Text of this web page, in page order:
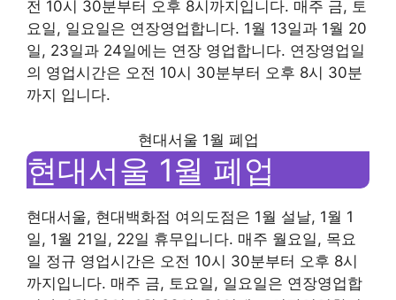
전 10시 30분부터 오후 8시까지입니다. 매주 금, 토
요일, 일요일은 연장영업합니다. 1월 13일과 1월 20
일, 23일과 24일에는 연장 영업합니다. 연장영업일
의 영업시간은 오전 10시 30분부터 오후 8시 30분
까지 입니다.
현대서울 1월 폐업
현대서울 1월 폐업
현대서울, 현대백화점 여의도점은 1월 설날, 1월 1
일, 1월 21일, 22일 휴무입니다. 매주 월요일, 목요
일 정규 영업시간은 오전 10시 30분부터 오후 8시
까지입니다. 매주 금, 토요일, 일요일은 연장영업합